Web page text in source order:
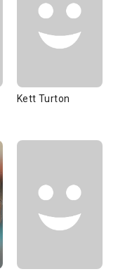
Kett Turton